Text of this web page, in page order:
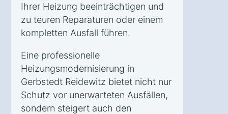
Ihrer Heizung beeinträchtigen und
zu teuren Reparaturen oder einem
kompletten Ausfall führen.
Eine professionelle
Heizungsmodernisierung in
Gerbstedt Reidewitz bietet nicht nur
Schutz vor unerwarteten Ausfällen,
sondern steigert auch den